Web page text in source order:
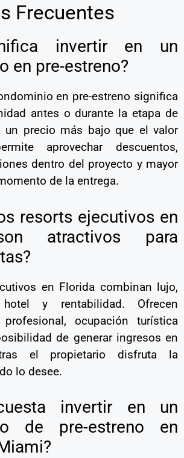
Frecuentes
invertir en un
en pre-estreno?
en pre-estreno significa
antes o durante la etapa de
un precio más bajo que el valor
aprovechar descuentos,
dentro del proyecto y mayor
de la entrega.
resorts ejecutivos en
atractivos para
en Florida combinan lujo,
y rentabilidad. Ofrecen
profesional, ocupación turística
de generar ingresos en
el propietario disfruta la
lo desee.
invertir en un
de pre-estreno en